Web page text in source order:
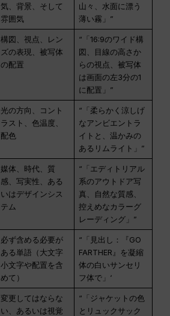
気、背景、そして
雰囲気
山々、水面に漂う
薄い霧」”
構図、視点、レン
ズの表現、被写体
の配置
“「16:9のワイド構
図、目線の高さか
らの視点、被写体
は画面の左3分の1
に配置」”
光の方向、コント
ラスト、色温度、
配色
“「柔らかく涼しげ
なアンビエントラ
イトと、温かみの
あるリムライト」”
媒体、時代、質
感、写実性、ある
いはデザインシス
テム
“「エディトリアル
系のアウトドア写
真、自然な質感、
控えめなカラーグ
レーディング」”
必ず含める必要が
ある単語（大文字
小文字や配置を含
めて）
“「見出し：『GO
FARTHER』を凝縮
体の白いサンセリ
フ体で」‘
変更してはならな
い、あるいは視覚
“「ジャケットの色
とリュックサック